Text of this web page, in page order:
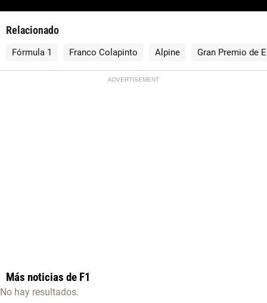
Relacionado
Fórmula 1 Franco Colapinto Alpine Gran Premio de
ADVERTISEMENT
Más noticias de F1
No hay resultados.